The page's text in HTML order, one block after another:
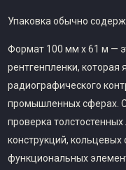
Упаковка обычно
Формат 100 мм х 61 м —
рентгенпленки,
радиографического
промышленных сферах.
проверка
конструкций,
функциональных